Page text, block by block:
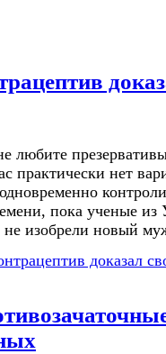
практически нет
пока ученые из
изобрели новый
доказал